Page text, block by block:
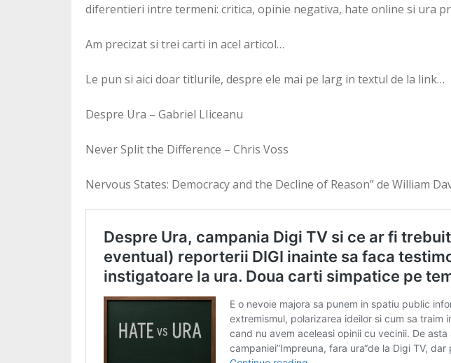
diferentieri intre termeni: critica, opinie negativa, hate online si ura
Am precizat si trei carti in acel articol…
Le pun si aici doar titlurile, despre ele mai pe larg in textul de la link…
Despre Ura – Gabriel LIiceanu
Never Split the Difference – Chris Voss
Nervous States: Democracy and the Decline of Reason” de William